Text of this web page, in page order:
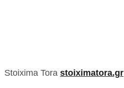
Stoixima Tora stoiximatora.gr